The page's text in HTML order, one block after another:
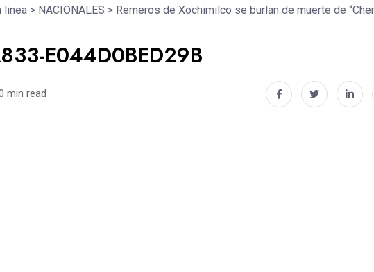
linea > NACIONALES > Remeros de Xochimilco se burlan de muerte de
E044D0BED29B
min read